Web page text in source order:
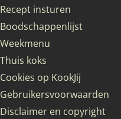
Recept insturen
Boodschappenlijst
Weekmenu
Thuis koks
Cookies op KookJij
Gebruikersvoorwaarden
Disclaimer en copyright